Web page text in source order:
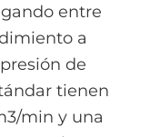
entre
a
de
tienen
min y una